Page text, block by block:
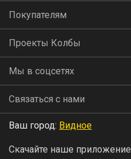
Покупателям
Проекты Колбы
Мы в соцсетях
Связаться с нами
Ваш город: Видное
Скачайте наше приложение